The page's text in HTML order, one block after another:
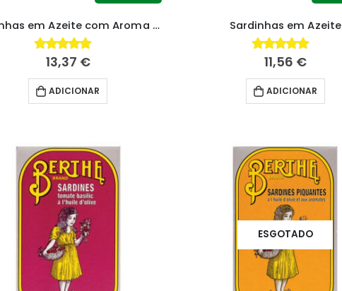
Sardinhas em Azeite com Aroma de Trufa
4.83fora de 5
13,37 €
ADICIONAR
Sardinhas em Azeite
4.85fora de 5
11,56 €
ADICIONAR
ESGOTADO